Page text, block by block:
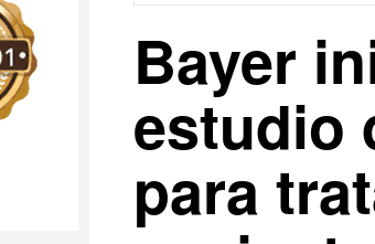
Bayer
estudio
para